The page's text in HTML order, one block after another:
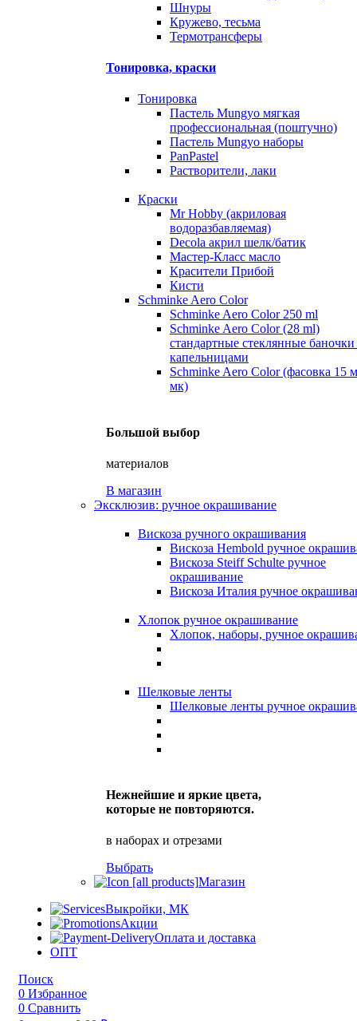
Шнуры
Кружево, тесьма
Термотрансферы
Тонировка, краски
Тонировка
Пастель Mungyo мягкая
профессиональная (поштучно)
Пастель Mungyo наборы
PanPastel
Растворители, лаки
Краски
Mr Hobby (акриловая
водоразбавляемая)
Decola акрил шелк/батик
Мастер-Класс масло
Красители Прибой
Кисти
Schminke Aero Color
Schminke Aero Color 250 ml
Schminke Aero Color (28 ml)
стандартные стеклянные баночки
капельницами
Schminke Aero Color (фасовка 15
мк)
Большой выбор
материалов
В магазин
Эксклюзив: ручное окрашивание
Вискоза ручного окрашивания
Вискоза Hembold ручное
Вискоза Steiff Schulte ручное
окрашивание
Вискоза Италия ручное
Хлопок ручное окрашивание
Хлопок, наборы, ручное
Шелковые ленты
Шелковые ленты ручное
Нежнейшие и яркие цвета,
которые не повторяются.
в наборах и отрезами
Выбрать
Магазин
Выкройки, МК
Акции
Оплата и доставка
ОПТ
Поиск
0 Избранное
0 Сравнить